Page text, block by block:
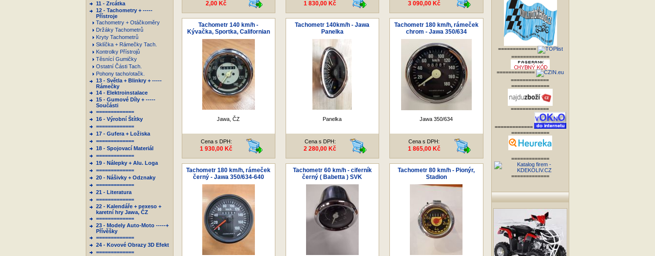
11 - Zrcátka
12 - Tachometry + -----
Přístroje
Tachometry + Otáčkoměry
Držáky Tachometrů
Kryty Tachometrů
Sklíčka + Rámečky Tach.
Kontrolky Přístrojů
Těsnící Gumičky
Ostatní Části Tach.
Pohony tacho/otačk.
13 - Světla + Blinkry + -----
Rámečky
14 - Elektroinstalace
15 - Gumové Díly + -----
Součásti
=============
16 - Výrobní Štítky
=============
17 - Gufera + Ložiska
=============
18 - Spojovací Materiál
=============
19 - Nálepky + Alu. Loga
=============
20 - Nášivky + Odznaky
=============
21 - Literatura
=============
22 - Kalendáře + pexeso +
karetní hry Jawa, ČZ
=============
23 - Modely Auto-Moto -----+
Přívěšky
=============
24 - Kovové Obrazy 3D Efekt
=============
2,00 Kč 1 830,00 Kč 3 090,00 Kč
Tachometr 140 km/h -
Kývačka, Sportka, Californian
Jawa, ČZ
Cena s DPH:
1 930,00 Kč
Tachometr 140km/h - Jawa
Panelka
Panelka
Cena s DPH:
2 280,00 Kč
Tachometr 180 km/h, rámeček
chrom - Jawa 350/634
Jawa 350/634
Cena s DPH:
1 865,00 Kč
Tachometr 180 km/h, rámeček
černý - Jawa 350/634-640
Tachometr 60 km/h - ciferník
černý ( Babetta ) SVK
Tachometr 80 km/h - Pionýr,
Stadion
=============
=============
=============
=============
=============
=============
=============
=============
=============
=============